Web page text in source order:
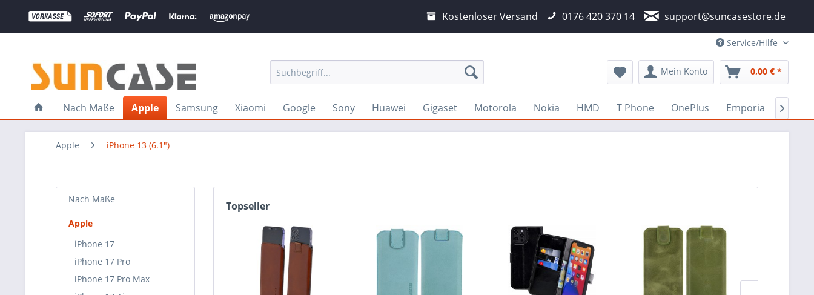
Kostenloser Versand 0176 420 370 14 support@suncasestore.de
Service/Hilfe
Mein Konto 0,00 € *
Nach Maße Apple Samsung Xiaomi Google Sony Huawei Gigaset Motorola Nokia HMD T Phone OnePlus Emporia 
Apple iPhone 13 (6.1")
Nach Maße
Apple
iPhone 17
iPhone 17 Pro
iPhone 17 Pro Max
Topseller